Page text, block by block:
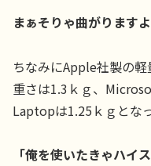
まぁそりゃ曲がります
ちなみにApple社製の
重さは1.3ｋｇ、
Laptopは1.25ｋｇとな
「俺を使いたきゃハイ